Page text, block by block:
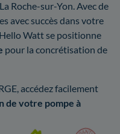
Roche-sur-Yon. Avec de
avec succès dans votre
Watt se positionne
pour la concrétisation de
accédez facilement
de votre pompe à